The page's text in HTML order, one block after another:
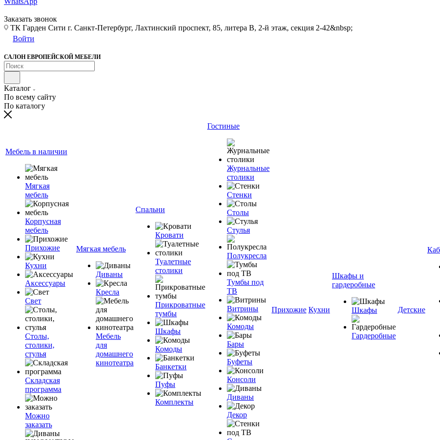
Заказать звонок
ТК Гарден Сити г. Санкт-Петербург, Лахтинский проспект, 85, литера В, 2-й этаж, секция 2-42&nbsp;
Войти
САЛОН ЕВРОПЕЙСКОЙ МЕБЕЛИ
Каталог
По всему сайту
По каталогу
Мебель в наличии
Мягкая
мебель
Корпусная
мебель
Прихожие
Кухни
Аксессуары
Свет
Столы,
столики,
стулья
Складская
программа
Можно
заказать
Мягкая мебель
Диваны
Кресла
Мебель
для
домашнего
кинотеатра
Спальни
Кровати
Туалетные
столики
Прикроватные
тумбы
Шкафы
Комоды
Банкетки
Пуфы
Комплекты
Гостиные
Журнальные
столики
Стенки
Столы
Стулья
Полукресла
Тумбы под
ТВ
Витрины
Комоды
Бары
Буфеты
Консоли
Диваны
Декор
Прихожие Кухни
Шкафы и
гардеробные
Шкафы
Гардеробные
Детские